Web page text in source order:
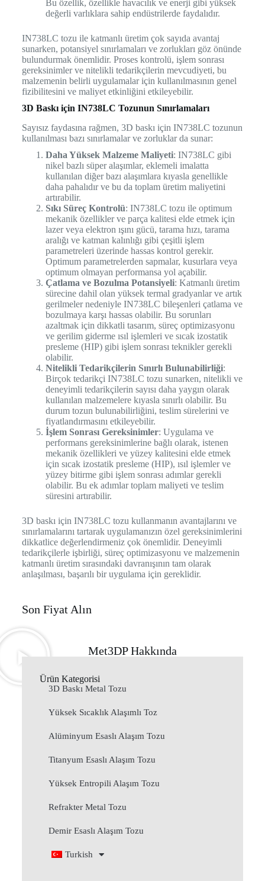
Bu özellik, özellikle havacılık ve enerji gibi yüksek
değerli varlıklara sahip endüstrilerde faydalıdır.
IN738LC tozu ile katmanlı üretim çok sayıda avantaj
sunarken, potansiyel sınırlamaları ve zorlukları göz önünde
bulundurmak önemlidir. Proses kontrolü, işlem sonrası
gereksinimler ve nitelikli tedarikçilerin mevcudiyeti, bu
malzemenin belirli uygulamalar için kullanılmasının genel
fizibilitesini ve maliyet etkinliğini etkileyebilir.
3D Baskı için IN738LC Tozunun Sınırlamaları
Sayısız faydasına rağmen, 3D baskı için IN738LC tozunun
kullanılması bazı sınırlamalar ve zorluklar da sunar:
Daha Yüksek Malzeme Maliyeti: IN738LC gibi
nikel bazlı süper alaşımlar, eklemeli imalatta
kullanılan diğer bazı alaşımlara kıyasla genellikle
daha pahalıdır ve bu da toplam üretim maliyetini
artırabilir.
Sıkı Süreç Kontrolü: IN738LC tozu ile optimum
mekanik özellikler ve parça kalitesi elde etmek için
lazer veya elektron ışını gücü, tarama hızı, tarama
aralığı ve katman kalınlığı gibi çeşitli işlem
parametreleri üzerinde hassas kontrol gerekir.
Optimum parametrelerden sapmalar, kusurlara veya
optimum olmayan performansa yol açabilir.
Çatlama ve Bozulma Potansiyeli: Katmanlı üretim
sürecine dahil olan yüksek termal gradyanlar ve artık
gerilmeler nedeniyle IN738LC bileşenleri çatlama ve
bozulmaya karşı hassas olabilir. Bu sorunları
azaltmak için dikkatli tasarım, süreç optimizasyonu
ve gerilim giderme ısıl işlemleri ve sıcak izostatik
presleme (HIP) gibi işlem sonrası teknikler gerekli
olabilir.
Nitelikli Tedarikçilerin Sınırlı Bulunabilirliği:
Birçok tedarikçi IN738LC tozu sunarken, nitelikli ve
deneyimli tedarikçilerin sayısı daha yaygın olarak
kullanılan malzemelere kıyasla sınırlı olabilir. Bu
durum tozun bulunabilirliğini, teslim sürelerini ve
fiyatlandırmasını etkileyebilir.
İşlem Sonrası Gereksinimler: Uygulama ve
performans gereksinimlerine bağlı olarak, istenen
mekanik özellikleri ve yüzey kalitesini elde etmek
için sıcak izostatik presleme (HIP), ısıl işlemler ve
yüzey bitirme gibi işlem sonrası adımlar gerekli
olabilir. Bu ek adımlar toplam maliyeti ve teslim
süresini artırabilir.
3D baskı için IN738LC tozu kullanmanın avantajlarını ve
sınırlamalarını tartarak uygulamanızın özel gereksinimlerini
dikkatlice değerlendirmeniz çok önemlidir. Deneyimli
tedarikçilerle işbirliği, süreç optimizasyonu ve malzemenin
katmanlı üretim sırasındaki davranışının tam olarak
anlaşılması, başarılı bir uygulama için gereklidir.
Son Fiyat Alın
Met3DP Hakkında
Ürün Kategorisi
3D Baskı Metal Tozu
Yüksek Sıcaklık Alaşımlı Toz
Alüminyum Esaslı Alaşım Tozu
Titanyum Esaslı Alaşım Tozu
Yüksek Entropili Alaşım Tozu
Refrakter Metal Tozu
Demir Esaslı Alaşım Tozu
Turkish